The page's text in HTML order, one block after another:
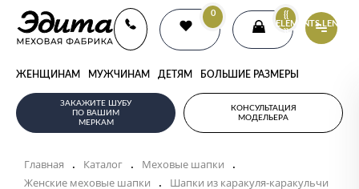
0
{{
ELEMENTS.LENGTH
}}
ЖЕНЩИНАМ МУЖЧИНАМ ДЕТЯМ БОЛЬШИЕ РАЗМЕРЫ
ЗАКАЖИТЕ ШУБУ
ПО ВАШИМ
МЕРКАМ
КОНСУЛЬТАЦИЯ
МОДЕЛЬЕРА
Главная . Каталог . Меховые шапки .
Женские меховые шапки . Шапки из каракуля-каракульчи